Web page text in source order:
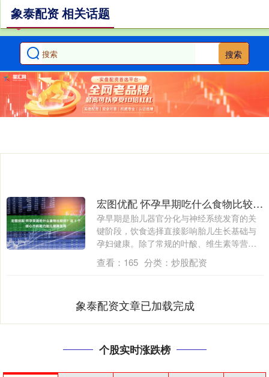
搜索
象泰配资 相关话题
宏图优配 怀孕早期吃什么食物比较好？这 3 个核心方向助力胎儿健康发育
孕早期是胎儿器官分化与神经系统发育的关
键阶段，饮食选择直接影响胎儿生长基础与
孕妇健康。除了常规的叶酸、维生素等营养
素补充....
查看： 165 分类： 炒股配资
象泰配资文章已加载完成
个股实时涨跌榜